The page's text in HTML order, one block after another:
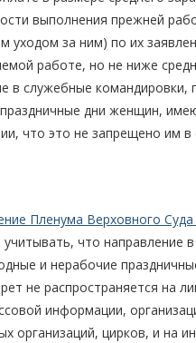
выполнения прежней
уходом за ним) по их
работе, но не ниже
в служебные
дни женщин,
что это не запрещено им
Пленума Верховного
учитывать, что направление
и нерабочие
не распространяется на
информации,
организаций, цирков, и на